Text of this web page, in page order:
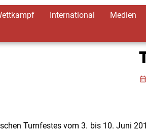
International Medien
calendar_month
Turnfestes vom 3. bis 10. Juni